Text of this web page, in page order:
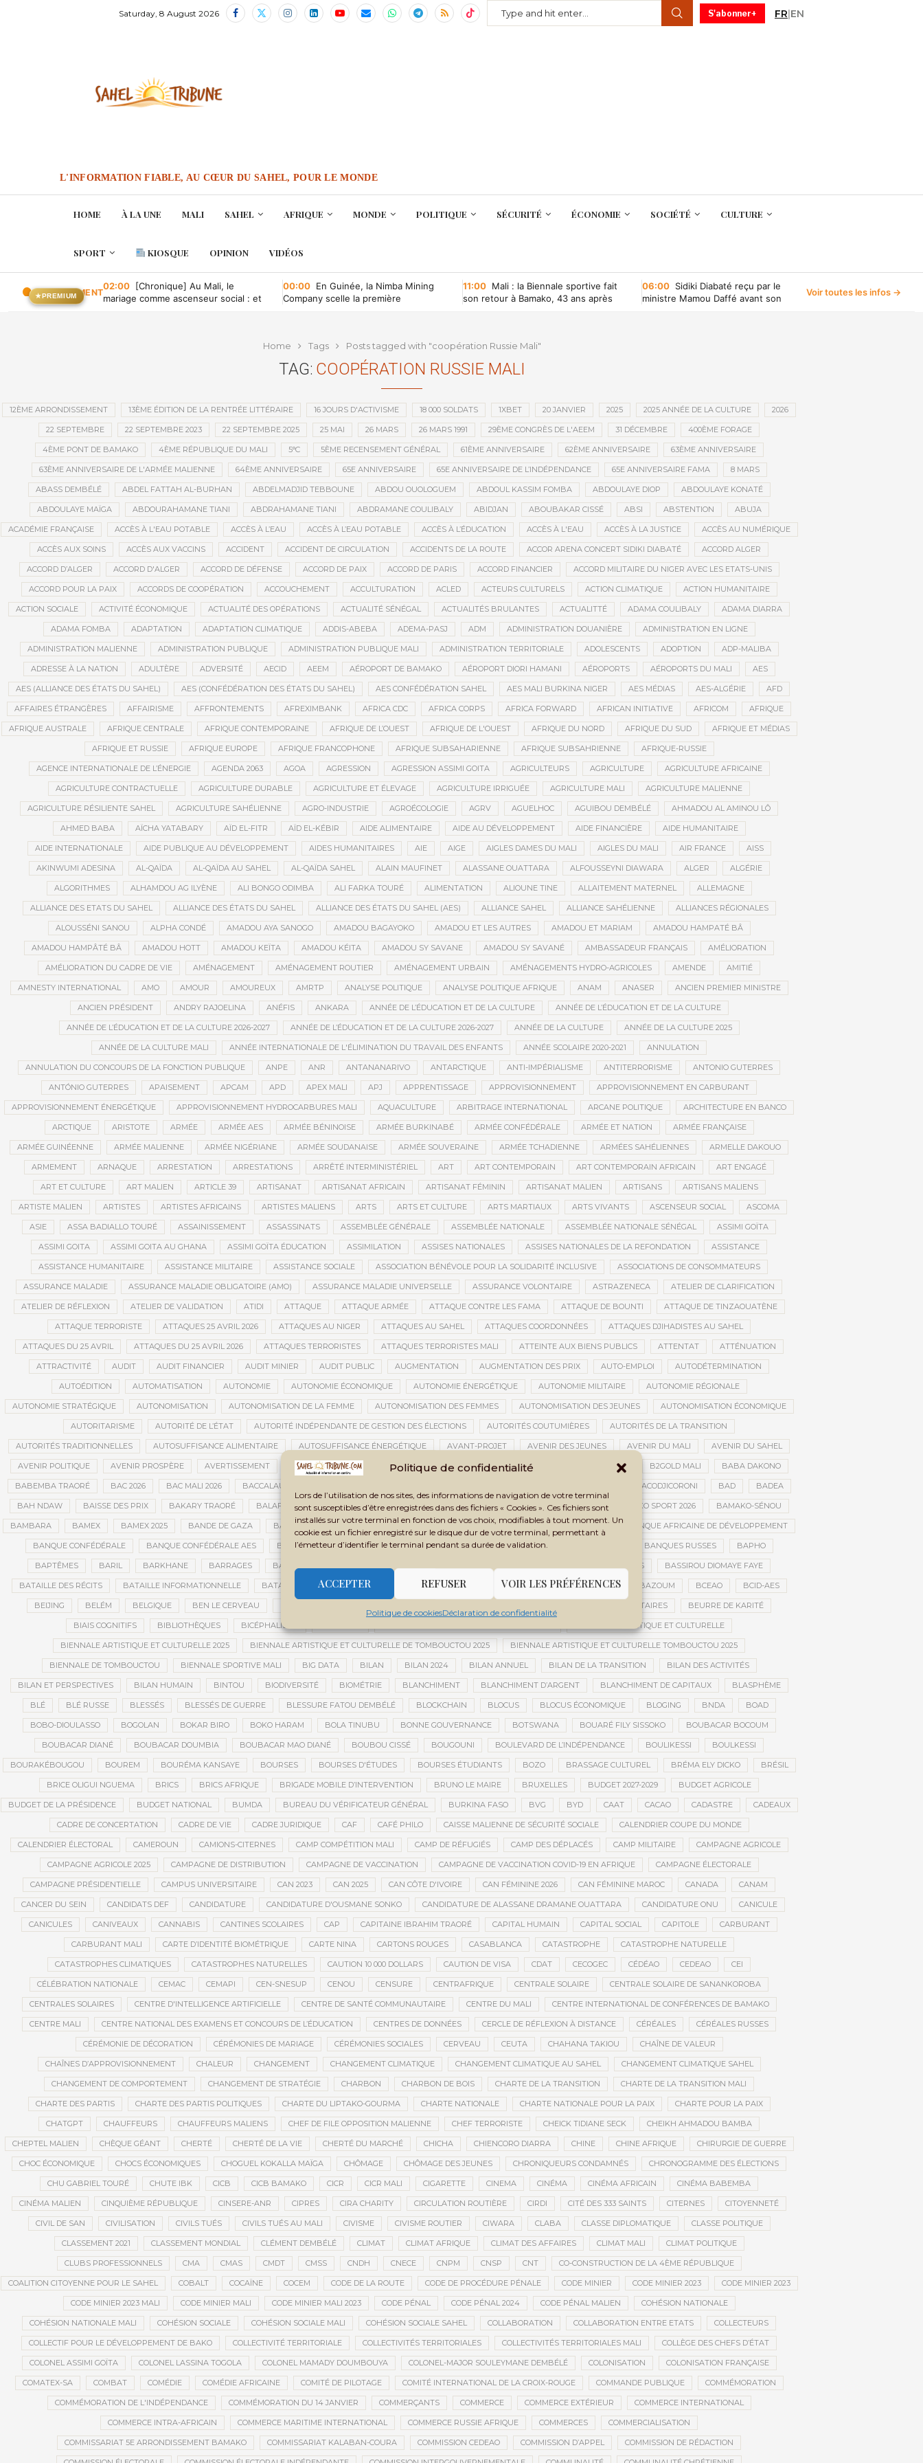
Politique de confidentialité
Lors de l’utilisation de nos sites, des informations de navigation de votre terminal
sont susceptibles d’être enregistrées dans des fichiers « Cookies ». Ces fichiers sont
installés sur votre terminal en fonction de vos choix, modifiables à tout moment. Un
cookie est un fichier enregistré sur le disque dur de votre terminal, permettant à
l’émetteur d’identifier le terminal pendant sa durée de validation.
ACCEPTER REFUSER VOIR LES PRÉFÉRENCES
Politique de cookiesDéclaration de confidentialité
Saturday, 8 August 2026 S'abonner+ FR|EN
L'INFORMATION FIABLE, AU CŒUR DU SAHEL, POUR LE MONDE
HOME À LA UNE MALI SAHEL AFRIQUE MONDE POLITIQUE SÉCURITÉ ÉCONOMIE SOCIÉTÉ CULTURE
SPORT KIOSQUE OPINION VIDÉOS
EN CE MOMENT
★PREMIUM
02:00 [Chronique] Au Mali, le
mariage comme ascenseur social : et
00:00 En Guinée, la Nimba Mining
Company scelle la première
11:00 Mali : la Biennale sportive fait
son retour à Bamako, 43 ans après
06:00 Sidiki Diabaté reçu par le
ministre Mamou Daffé avant son
Voir toutes les infos →
Home Tags Posts tagged with "coopération Russie Mali"
TAG: COOPÉRATION RUSSIE MALI
12ÈME ARRONDISSEMENT 13ÈME ÉDITION DE LA RENTRÉE LITTÉRAIRE 16 JOURS D'ACTIVISME 18 000 SOLDATS 1XBET 20 JANVIER 2025 2025 ANNÉE DE LA CULTURE 2026
22 SEPTEMBRE 22 SEPTEMBRE 2023 22 SEPTEMBRE 2025 25 MAI 26 MARS 26 MARS 1991 29ÈME CONGRÈS DE L'AEEM 31 DÉCEMBRE 400ÈME FORAGE
4ÈME PONT DE BAMAKO 4ÈME RÉPUBLIQUE DU MALI 5°C 5ÈME RECENSEMENT GÉNÉRAL 61ÈME ANNIVERSAIRE 62ÈME ANNIVERSAIRE 63ÈME ANNIVERSAIRE
63ÈME ANNIVERSAIRE DE L'ARMÉE MALIENNE 64ÈME ANNIVERSAIRE 65E ANNIVERSAIRE 65E ANNIVERSAIRE DE L’INDÉPENDANCE 65E ANNIVERSAIRE FAMA 8 MARS
ABASS DEMBÉLÉ ABDEL FATTAH AL-BURHAN ABDELMADJID TEBBOUNE ABDOU OUOLOGUEM ABDOUL KASSIM FOMBA ABDOULAYE DIOP ABDOULAYE KONATÉ
ABDOULAYE MAÏGA ABDOURAHAMANE TIANI ABDRAHAMANE TIANI ABDRAMANE COULIBALY ABIDJAN ABOUBAKAR CISSÉ ABSI ABSTENTION ABUJA
ACADÉMIE FRANÇAISE ACCÈS À L'EAU POTABLE ACCÈS À L’EAU ACCÈS À L’EAU POTABLE ACCÈS À L’ÉDUCATION ACCÈS À L'EAU ACCÈS À LA JUSTICE ACCÈS AU NUMÉRIQUE
ACCÈS AUX SOINS ACCÈS AUX VACCINS ACCIDENT ACCIDENT DE CIRCULATION ACCIDENTS DE LA ROUTE ACCOR ARENA CONCERT SIDIKI DIABATÉ ACCORD ALGER
ACCORD D’ALGER ACCORD D'ALGER ACCORD DE DÉFENSE ACCORD DE PAIX ACCORD DE PARIS ACCORD FINANCIER ACCORD MILITAIRE DU NIGER AVEC LES ETATS-UNIS
ACCORD POUR LA PAIX ACCORDS DE COOPÉRATION ACCOUCHEMENT ACCULTURATION ACLED ACTEURS CULTURELS ACTION CLIMATIQUE ACTION HUMANITAIRE
ACTION SOCIALE ACTIVITÉ ÉCONOMIQUE ACTUALITÉ DES OPÉRATIONS ACTUALITÉ SÉNÉGAL ACTUALITÉS BRULANTES ACTUALITTÉ ADAMA COULIBALY ADAMA DIARRA
ADAMA FOMBA ADAPTATION ADAPTATION CLIMATIQUE ADDIS-ABEBA ADEMA-PASJ ADM ADMINISTRATION DOUANIÈRE ADMINISTRATION EN LIGNE
ADMINISTRATION MALIENNE ADMINISTRATION PUBLIQUE ADMINISTRATION PUBLIQUE MALI ADMINISTRATION TERRITORIALE ADOLESCENTS ADOPTION ADP-MALIBA
ADRESSE À LA NATION ADULTÈRE ADVERSITÉ AECID AEEM AÉROPORT DE BAMAKO AÉROPORT DIORI HAMANI AÉROPORTS AÉROPORTS DU MALI AES
AES (ALLIANCE DES ÉTATS DU SAHEL) AES (CONFÉDÉRATION DES ÉTATS DU SAHEL) AES CONFÉDÉRATION SAHEL AES MALI BURKINA NIGER AES MÉDIAS AES-ALGÉRIE AFD
AFFAIRES ÉTRANGÈRES AFFAIRISME AFFRONTEMENTS AFREXIMBANK AFRICA CDC AFRICA CORPS AFRICA FORWARD AFRICAN INITIATIVE AFRICOM AFRIQUE
AFRIQUE AUSTRALE AFRIQUE CENTRALE AFRIQUE CONTEMPORAINE AFRIQUE DE L’OUEST AFRIQUE DE L'OUEST AFRIQUE DU NORD AFRIQUE DU SUD AFRIQUE ET MÉDIAS
AFRIQUE ET RUSSIE AFRIQUE EUROPE AFRIQUE FRANCOPHONE AFRIQUE SUBSAHARIENNE AFRIQUE SUBSAHRIENNE AFRIQUE-RUSSIE
AGENCE INTERNATIONALE DE L’ÉNERGIE AGENDA 2063 AGOA AGRESSION AGRESSION ASSIMI GOITA AGRICULTEURS AGRICULTURE AGRICULTURE AFRICAINE
AGRICULTURE CONTRACTUELLE AGRICULTURE DURABLE AGRICULTURE ET ÉLEVAGE AGRICULTURE IRRIGUÉE AGRICULTURE MALI AGRICULTURE MALIENNE
AGRICULTURE RÉSILIENTE SAHEL AGRICULTURE SAHÉLIENNE AGRO-INDUSTRIE AGROÉCOLOGIE AGRV AGUELHOC AGUIBOU DEMBÉLÉ AHMADOU AL AMINOU LÔ
AHMED BABA AÏCHA YATABARY AÏD EL-FITR AÏD EL-KÉBIR AIDE ALIMENTAIRE AIDE AU DÉVELOPPEMENT AIDE FINANCIÈRE AIDE HUMANITAIRE
AIDE INTERNATIONALE AIDE PUBLIQUE AU DÉVELOPPEMENT AIDES HUMANITAIRES AIE AIGE AIGLES DAMES DU MALI AIGLES DU MALI AIR FRANCE AISS
AKINWUMI ADESINA AL-QAÏDA AL-QAÏDA AU SAHEL AL-QAÏDA SAHEL ALAIN MAUFINET ALASSANE OUATTARA ALFOUSSEYNI DIAWARA ALGER ALGÉRIE
ALGORITHMES ALHAMDOU AG ILYÈNE ALI BONGO ODIMBA ALI FARKA TOURÉ ALIMENTATION ALIOUNE TINE ALLAITEMENT MATERNEL ALLEMAGNE
ALLIANCE DES ETATS DU SAHEL ALLIANCE DES ÉTATS DU SAHEL ALLIANCE DES ÉTATS DU SAHEL (AES) ALLIANCE SAHEL ALLIANCE SAHÉLIENNE ALLIANCES RÉGIONALES
ALOUSSÉNI SANOU ALPHA CONDÉ AMADOU AYA SANOGO AMADOU BAGAYOKO AMADOU ET LES AUTRES AMADOU ET MARIAM AMADOU HAMPATÉ BÂ
AMADOU HAMPÂTÉ BÂ AMADOU HOTT AMADOU KEÏTA AMADOU KÉITA AMADOU SY SAVANE AMADOU SY SAVANÉ AMBASSADEUR FRANÇAIS AMÉLIORATION
AMÉLIORATION DU CADRE DE VIE AMÉNAGEMENT AMÉNAGEMENT ROUTIER AMÉNAGEMENT URBAIN AMÉNAGEMENTS HYDRO-AGRICOLES AMENDE AMITIÉ
AMNESTY INTERNATIONAL AMO AMOUR AMOUREUX AMRTP ANALYSE POLITIQUE ANALYSE POLITIQUE AFRIQUE ANAM ANASER ANCIEN PREMIER MINISTRE
ANCIEN PRÉSIDENT ANDRY RAJOELINA ANÉFIS ANKARA ANNÉE DE L’ÉDUCATION ET DE LA CULTURE ANNÉE DE L’ÉDUCATION ET DE LA CULTURE
ANNÉE DE L’ÉDUCATION ET DE LA CULTURE 2026-2027 ANNÉE DE L’ÉDUCATION ET DE LA CULTURE 2026-2027 ANNÉE DE LA CULTURE ANNÉE DE LA CULTURE 2025
ANNÉE DE LA CULTURE MALI ANNÉE INTERNATIONALE DE L'ÉLIMINATION DU TRAVAIL DES ENFANTS ANNÉE SCOLAIRE 2020-2021 ANNULATION
ANNULATION DU CONCOURS DE LA FONCTION PUBLIQUE ANPE ANR ANTANANARIVO ANTARCTIQUE ANTI-IMPÉRIALISME ANTITERRORISME ANTONIO GUTERRES
ANTÓNIO GUTERRES APAISEMENT APCAM APD APEX MALI APJ APPRENTISSAGE APPROVISIONNEMENT APPROVISIONNEMENT EN CARBURANT
APPROVISIONNEMENT ÉNERGÉTIQUE APPROVISIONNEMENT HYDROCARBURES MALI AQUACULTURE ARBITRAGE INTERNATIONAL ARCANE POLITIQUE ARCHITECTURE EN BANCO
ARCTIQUE ARISTOTE ARMÉE ARMÉE AES ARMÉE BÉNINOISE ARMÉE BURKINABÉ ARMÉE CONFÉDÉRALE ARMÉE ET NATION ARMÉE FRANÇAISE
ARMÉE GUINÉENNE ARMÉE MALIENNE ARMÉE NIGÉRIANE ARMÉE SOUDANAISE ARMÉE SOUVERAINE ARMÉE TCHADIENNE ARMÉES SAHÉLIENNES ARMELLE DAKOUO
ARMEMENT ARNAQUE ARRESTATION ARRESTATIONS ARRÊTÉ INTERMINISTÉRIEL ART ART CONTEMPORAIN ART CONTEMPORAIN AFRICAIN ART ENGAGÉ
ART ET CULTURE ART MALIEN ARTICLE 39 ARTISANAT ARTISANAT AFRICAIN ARTISANAT FÉMININ ARTISANAT MALIEN ARTISANS ARTISANS MALIENS
ARTISTE MALIEN ARTISTES ARTISTES AFRICAINS ARTISTES MALIENS ARTS ARTS ET CULTURE ARTS MARTIAUX ARTS VIVANTS ASCENSEUR SOCIAL ASCOMA
ASIE ASSA BADIALLO TOURÉ ASSAINISSEMENT ASSASSINATS ASSEMBLÉE GÉNÉRALE ASSEMBLÉE NATIONALE ASSEMBLÉE NATIONALE SÉNÉGAL ASSIMI GOÏTA
ASSIMI GOITA ASSIMI GOITA AU GHANA ASSIMI GOÏTA ÉDUCATION ASSIMILATION ASSISES NATIONALES ASSISES NATIONALES DE LA REFONDATION ASSISTANCE
ASSISTANCE HUMANITAIRE ASSISTANCE MILITAIRE ASSISTANCE SOCIALE ASSOCIATION BÉNÉVOLE POUR LA SOLIDARITÉ INCLUSIVE ASSOCIATIONS DE CONSOMMATEURS
ASSURANCE MALADIE ASSURANCE MALADIE OBLIGATOIRE (AMO) ASSURANCE MALADIE UNIVERSELLE ASSURANCE VOLONTAIRE ASTRAZENECA ATELIER DE CLARIFICATION
ATELIER DE RÉFLEXION ATELIER DE VALIDATION ATIDI ATTAQUE ATTAQUE ARMÉE ATTAQUE CONTRE LES FAMA ATTAQUE DE BOUNTI ATTAQUE DE TINZAOUATÈNE
ATTAQUE TERRORISTE ATTAQUES 25 AVRIL 2026 ATTAQUES AU NIGER ATTAQUES AU SAHEL ATTAQUES COORDONNÉES ATTAQUES DJIHADISTES AU SAHEL
ATTAQUES DU 25 AVRIL ATTAQUES DU 25 AVRIL 2026 ATTAQUES TERRORISTES ATTAQUES TERRORISTES MALI ATTEINTE AUX BIENS PUBLICS ATTENTAT ATTÉNUATION
ATTRACTIVITÉ AUDIT AUDIT FINANCIER AUDIT MINIER AUDIT PUBLIC AUGMENTATION AUGMENTATION DES PRIX AUTO-EMPLOI AUTODÉTERMINATION
AUTOÉDITION AUTOMATISATION AUTONOMIE AUTONOMIE ÉCONOMIQUE AUTONOMIE ÉNERGÉTIQUE AUTONOMIE MILITAIRE AUTONOMIE RÉGIONALE
AUTONOMIE STRATÉGIQUE AUTONOMISATION AUTONOMISATION DE LA FEMME AUTONOMISATION DES FEMMES AUTONOMISATION DES JEUNES AUTONOMISATION ÉCONOMIQUE
AUTORITARISME AUTORITÉ DE L’ÉTAT AUTORITÉ INDÉPENDANTE DE GESTION DES ÉLECTIONS AUTORITÉS COUTUMIÈRES AUTORITÉS DE LA TRANSITION
AUTORITÉS TRADITIONNELLES AUTOSUFFISANCE ALIMENTAIRE AUTOSUFFISANCE ÉNERGÉTIQUE AVANT-PROJET AVENIR DES JEUNES AVENIR DU MALI AVENIR DU SAHEL
AVENIR POLITIQUE AVENIR PROSPÈRE AVERTISSEMENT AVIATION CIVILE AVOC AXES STRATÉGIQUES AZAWAD AZERBAÏDJAN B2GOLD MALI BABA DAKONO
BABEMBA TRAORÉ BAC 2026 BAC MALI 2026 BACCALAURÉAT BACODJICORONI BAD BADEA
BAH NDAW BAISSE DES PRIX BAKARY TRAORÉ BALAFON BAMAKO BAMAKO 2025 BAMAKO 2026 BAMAKO SÉCURITÉ BAMAKO SPORT 2026 BAMAKO-SÉNOU
BAMBARA BAMEX BAMEX 2025 BANDE DE GAZA BANDIAGARA BANDIOUGOU DANTÉ BANDITISME BANGUI BANQUE BANQUE AFRICAINE DE DÉVELOPPEMENT
BANQUE CONFÉDÉRALE BANQUE CONFÉDÉRALE AES BANQUE MONDIALE BANQUE OUEST-AFRICAINE DE DÉVELOPPEMENT BANQUES RUSSES BAPHO
BAPTÊMES BARIL BARKHANE BARRAGES BARRICADES BARS BASSIROU DIOMAYE FAYE
BATAILLE DES RÉCITS BATAILLE INFORMATIONNELLE BATAILLON TCHADIEN BATTERIES ÉLECTRIQUES BATTERIES LITHIUM BAUXITE BAZOUM BCEAO BCID-AES
BEIJING BELÉM BELGIQUE BEN LE CERVEAU BESOINS HUMANITAIRES BEURRE DE KARITÉ
BIAIS COGNITIFS BIBLIOTHÈQUES BICÉPHALISME BIENNALE ARTISTIQUE ET CULTURELLE
BIENNALE ARTISTIQUE ET CULTURELLE 2025 BIENNALE ARTISTIQUE ET CULTURELLE DE TOMBOUCTOU 2025 BIENNALE ARTISTIQUE ET CULTURELLE TOMBOUCTOU 2025
BIENNALE DE TOMBOUCTOU BIENNALE SPORTIVE MALI BIG DATA BILAN BILAN 2024 BILAN ANNUEL BILAN DE LA TRANSITION BILAN DES ACTIVITÉS
BILAN ET PERSPECTIVES BILAN HUMAIN BINTOU BIODIVERSITÉ BIOMÉTRIE BLANCHIMENT BLANCHIMENT D’ARGENT BLANCHIMENT DE CAPITAUX BLASPHÈME
BLÉ BLÉ RUSSE BLESSÉS BLESSÉS DE GUERRE BLESSURE FATOU DEMBÉLÉ BLOCKCHAIN BLOCUS BLOCUS ÉCONOMIQUE BLOGING BNDA BOAD
BOBO-DIOULASSO BOGOLAN BOKAR BIRO BOKO HARAM BOLA TINUBU BONNE GOUVERNANCE BOTSWANA BOUARÉ FILY SISSOKO BOUBACAR BOCOUM
BOUBACAR DIANÉ BOUBACAR DOUMBIA BOUBACAR MAO DIANÉ BOUBOU CISSÉ BOUGOUNI BOULEVARD DE L’INDÉPENDANCE BOULIKESSI BOULKESSI
BOURAKÉBOUGOU BOUREM BOURÉMA KANSAYE BOURSES BOURSES D'ÉTUDES BOURSES ÉTUDIANTS BOZO BRASSAGE CULTUREL BRÉMA ELY DICKO BRÉSIL
BRICE OLIGUI NGUEMA BRICS BRICS AFRIQUE BRIGADE MOBILE D’INTERVENTION BRUNO LE MAIRE BRUXELLES BUDGET 2027-2029 BUDGET AGRICOLE
BUDGET DE LA PRÉSIDENCE BUDGET NATIONAL BUMDA BUREAU DU VÉRIFICATEUR GÉNÉRAL BURKINA FASO BVG BYD CAAT CACAO CADASTRE CADEAUX
CADRE DE CONCERTATION CADRE DE VIE CADRE JURIDIQUE CAF CAFÉ PHILO CAISSE MALIENNE DE SÉCURITÉ SOCIALE CALENDRIER COUPE DU MONDE
CALENDRIER ÉLECTORAL CAMEROUN CAMIONS-CITERNES CAMP COMPÉTITION MALI CAMP DE RÉFUGIÉS CAMP DES DÉPLACÉS CAMP MILITAIRE CAMPAGNE AGRICOLE
CAMPAGNE AGRICOLE 2025 CAMPAGNE DE DISTRIBUTION CAMPAGNE DE VACCINATION CAMPAGNE DE VACCINATION COVID-19 EN AFRIQUE CAMPAGNE ÉLECTORALE
CAMPAGNE PRÉSIDENTIELLE CAMPUS UNIVERSITAIRE CAN 2023 CAN 2025 CAN CÔTE D'IVOIRE CAN FÉMININE 2026 CAN FÉMININE MAROC CANADA CANAM
CANCER DU SEIN CANDIDATS DEF CANDIDATURE CANDIDATURE D'OUSMANE SONKO CANDIDATURE DE ALASSANE DRAMANE OUATTARA CANDIDATURE ONU CANICULE
CANICULES CANIVEAUX CANNABIS CANTINES SCOLAIRES CAP CAPITAINE IBRAHIM TRAORÉ CAPITAL HUMAIN CAPITAL SOCIAL CAPITOLE CARBURANT
CARBURANT MALI CARTE D’IDENTITÉ BIOMÉTRIQUE CARTE NINA CARTONS ROUGES CASABLANCA CATASTROPHE CATASTROPHE NATURELLE
CATASTROPHES CLIMATIQUES CATASTROPHES NATURELLES CAUTION 10 000 DOLLARS CAUTION DE VISA CDAT CECOGEC CÉDÉAO CEDEAO CEI
CÉLÉBRATION NATIONALE CEMAC CEMAPI CEN-SNESUP CENOU CENSURE CENTRAFRIQUE CENTRALE SOLAIRE CENTRALE SOLAIRE DE SANANKOROBA
CENTRALES SOLAIRES CENTRE D'INTELLIGENCE ARTIFICIELLE CENTRE DE SANTÉ COMMUNAUTAIRE CENTRE DU MALI CENTRE INTERNATIONAL DE CONFÉRENCES DE BAMAKO
CENTRE MALI CENTRE NATIONAL DES EXAMENS ET CONCOURS DE L’ÉDUCATION CENTRES DE DONNÉES CERCLE DE RÉFLEXION À DISTANCE CÉRÉALES CÉRÉALES RUSSES
CÉRÉMONIE DE DÉCORATION CÉRÉMONIES DE MARIAGE CÉRÉMONIES SOCIALES CERVEAU CEUTA CHAHANA TAKIOU CHAÎNE DE VALEUR
CHAÎNES D’APPROVISIONNEMENT CHALEUR CHANGEMENT CHANGEMENT CLIMATIQUE CHANGEMENT CLIMATIQUE AU SAHEL CHANGEMENT CLIMATIQUE SAHEL
CHANGEMENT DE COMPORTEMENT CHANGEMENT DE STRATÉGIE CHARBON CHARBON DE BOIS CHARTE DE LA TRANSITION CHARTE DE LA TRANSITION MALI
CHARTE DES PARTIS CHARTE DES PARTIS POLITIQUES CHARTE DU LIPTAKO-GOURMA CHARTE NATIONALE CHARTE NATIONALE POUR LA PAIX CHARTE POUR LA PAIX
CHATGPT CHAUFFEURS CHAUFFEURS MALIENS CHEF DE FILE OPPOSITION MALIENNE CHEF TERRORISTE CHEICK TIDIANE SECK CHEIKH AHMADOU BAMBA
CHEPTEL MALIEN CHÈQUE GÉANT CHERTÉ CHERTÉ DE LA VIE CHERTÉ DU MARCHÉ CHICHA CHIENCORO DIARRA CHINE CHINE AFRIQUE CHIRURGIE DE GUERRE
CHOC ÉCONOMIQUE CHOCS ÉCONOMIQUES CHOGUEL KOKALLA MAÏGA CHÔMAGE CHÔMAGE DES JEUNES CHRONIQUEURS CONDAMNÉS CHRONOGRAMME DES ÉLECTIONS
CHU GABRIEL TOURÉ CHUTE IBK CICB CICB BAMAKO CICR CICR MALI CIGARETTE CINEMA CINÉMA CINÉMA AFRICAIN CINÉMA BABEMBA
CINÉMA MALIEN CINQUIÈME RÉPUBLIQUE CINSERE-ANR CIPRES CIRA CHARITY CIRCULATION ROUTIÈRE CIRDI CITÉ DES 333 SAINTS CITERNES CITOYENNETÉ
CIVIL DE SAN CIVILISATION CIVILS TUÉS CIVILS TUÉS AU MALI CIVISME CIVISME ROUTIER CIWARA CLABA CLASSE DIPLOMATIQUE CLASSE POLITIQUE
CLASSEMENT 2021 CLASSEMENT MONDIAL CLÉMENT DEMBÉLÉ CLIMAT CLIMAT AFRIQUE CLIMAT DES AFFAIRES CLIMAT MALI CLIMAT POLITIQUE
CLUBS PROFESSIONNELS CMA CMAS CMDT CMSS CNDH CNECE CNPM CNSP CNT CO-CONSTRUCTION DE LA 4ÈME RÉPUBLIQUE
COALITION CITOYENNE POUR LE SAHEL COBALT COCAÏNE COCEM CODE DE LA ROUTE CODE DE PROCÉDURE PÉNALE CODE MINIER CODE MINIER 2023 CODE MINIER 2023
CODE MINIER 2023 MALI CODE MINIER MALI CODE MINIER MALI 2023 CODE PÉNAL CODE PÉNAL 2024 CODE PÉNAL MALIEN COHÉSION NATIONALE
COHÉSION NATIONALE MALI COHÉSION SOCIALE COHÉSION SOCIALE MALI COHÉSION SOCIALE SAHEL COLLABORATION COLLABORATION ENTRE ETATS COLLECTEURS
COLLECTIF POUR LE DÉVELOPPEMENT DE BAKO COLLECTIVITÉ TERRITORIALE COLLECTIVITÉS TERRITORIALES COLLECTIVITÉS TERRITORIALES MALI COLLÈGE DES CHEFS D’ÉTAT
COLONEL ASSIMI GOÏTA COLONEL LASSINA TOGOLA COLONEL MAMADY DOUMBOUYA COLONEL-MAJOR SOULEYMANE DEMBÉLÉ COLONISATION COLONISATION FRANÇAISE
COMATEX-SA COMBAT COMÉDIE COMÉDIE AFRICAINE COMITÉ DE PILOTAGE COMITÉ INTERNATIONAL DE LA CROIX-ROUGE COMMANDE PUBLIQUE COMMÉMORATION
COMMÉMORATION DE L'INDÉPENDANCE COMMÉMORATION DU 14 JANVIER COMMERÇANTS COMMERCE COMMERCE EXTÉRIEUR COMMERCE INTERNATIONAL
COMMERCE INTRA-AFRICAIN COMMERCE MARITIME INTERNATIONAL COMMERCE RUSSIE AFRIQUE COMMERCES COMMERCIALISATION
COMMISSARIAT 5E ARRONDISSEMENT BAMAKO COMMISSARIAT KALABAN-COURA COMMISSION CEDEAO COMMISSION D’APPEL COMMISSION DE RÉDACTION